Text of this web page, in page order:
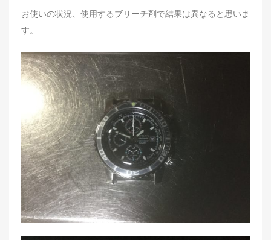
お使いの状況、使用するブリーチ剤で結果は異なると思いま
す。